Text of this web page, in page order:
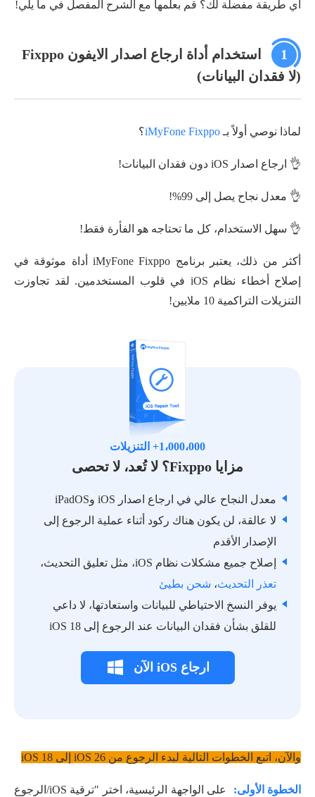
أي طريقة مفضلة لك؟ قم بعلمها مع الشرح المفصل في ما يلي!
1
استخدام أداة ارجاع اصدار الايفون Fixppo
(لا فقدان البيانات)
لماذا نوصي أولاً بـiMyFone Fixppo؟
👌 ارجاع اصدار iOS دون فقدان البيانات!
👌 معدل نجاح يصل إلى 99%!
👌 سهل الاستخدام، كل ما تحتاجه هو الفأرة فقط!
أكثر من ذلك، يعتبر برنامج iMyFone Fixppo أداة موثوقة في
إصلاح أخطاء نظام iOS في قلوب المستخدمين. لقد تجاوزت
التنزيلات التراكمية 10 ملايين!
1،000،000+ التنزيلات
مزايا Fixppo؟ لا تُعد، لا تحصى
معدل النجاح عالي في ارجاع اصدار iOS وiPadOS
لا عالقة، لن يكون هناك ركود أثناء عملية الرجوع إلى
الإصدار الأقدم
إصلاح جميع مشكلات نظام iOS، مثل تعليق التحديث،
تعذر التحديث، شحن بطيئ
يوفر النسخ الاحتياطي للبيانات واستعادتها، لا داعي
للقلق بشأن فقدان البيانات عند الرجوع إلى iOS 18
ارجاع iOS الآن
والآن، اتبع الخطوات التالية لبدء الرجوع من iOS 26 إلى iOS 18
الخطوة الأولى:
على الواجهة الرئيسية، اختر "ترقية iOS/الرجوع